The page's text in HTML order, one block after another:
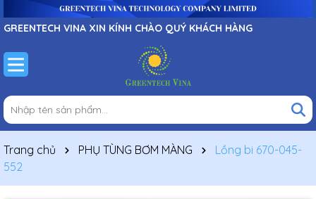
GREENTECH VINA XIN KÍNH CHÀO QUÝ KHÁCH HÀNG
Trang chủ PHỤ TÙNG BƠM MÀNG
Lồng bi 670-045-
552